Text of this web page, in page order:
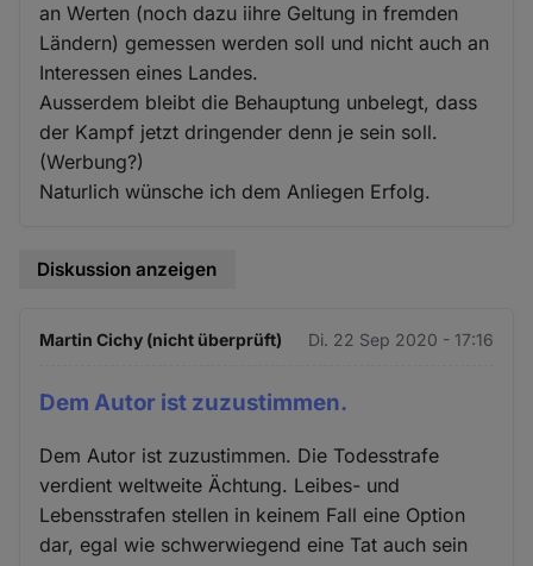
an Werten (noch dazu iihre Geltung in fremden
Ländern) gemessen werden soll und nicht auch an
Interessen eines Landes.
Ausserdem bleibt die Behauptung unbelegt, dass
der Kampf jetzt dringender denn je sein soll.
(Werbung?)
Naturlich wünsche ich dem Anliegen Erfolg.
Diskussion anzeigen
Martin Cichy (nicht überprüft) Di. 22 Sep 2020 - 17:16
Dem Autor ist zuzustimmen.
Dem Autor ist zuzustimmen. Die Todesstrafe
verdient weltweite Ächtung. Leibes- und
Lebensstrafen stellen in keinem Fall eine Option
dar, egal wie schwerwiegend eine Tat auch sein